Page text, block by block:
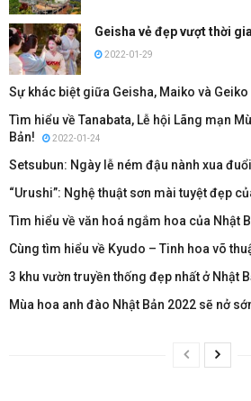
Geisha vẻ đẹp vượt thời
2022-01-29
Sự khác biệt giữa Geisha, Maiko và Geiko
Tìm hiểu về Tanabata, Lễ hội Lãng mạn
Bản!
2022-01-24
Setsubun: Ngày lễ ném đậu nành xua
“Urushi”: Nghệ thuật sơn mài tuyệt đẹp
Tìm hiểu về văn hoá ngắm hoa của Nhật
Cùng tìm hiểu về Kyudo – Tinh hoa võ
3 khu vườn truyền thống đẹp nhất ở Nhật
Mùa hoa anh đào Nhật Bản 2022 sẽ nở